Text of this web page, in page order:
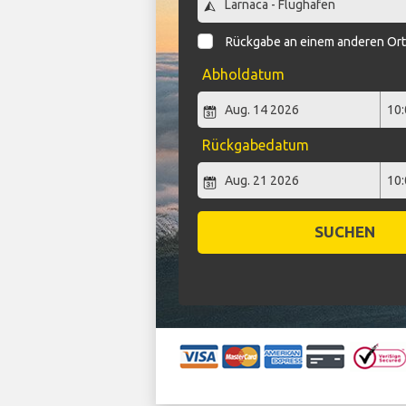
Rückgabe an einem anderen Ort
Abholdatum
Rückgabedatum
SUCHEN